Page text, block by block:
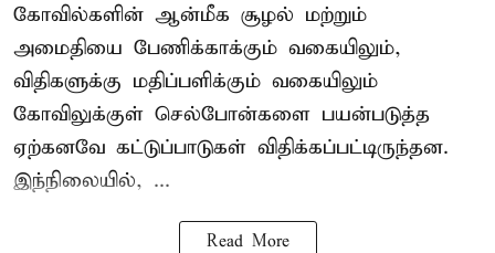
கோவில்களின் ஆன்மீக சூழல் மற்றும்
அமைதியை பேணிக்காக்கும் வகையிலும்,
விதிகளுக்கு மதிப்பளிக்கும் வகையிலும்
கோவிலுக்குள் செல்போன்களை பயன்படுத்த
ஏற்கனவே கட்டுப்பாடுகள் விதிக்கப்பட்டிருந்தன.
இந்நிலையில், ...
Read More